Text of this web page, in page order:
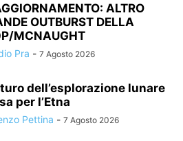
ALTRO
OUTBURST DELLA
MCNAUGHT
Pra - 7 Agosto 2026
dell’esplorazione lunare
per l’Etna
Pettina - 7 Agosto 2026